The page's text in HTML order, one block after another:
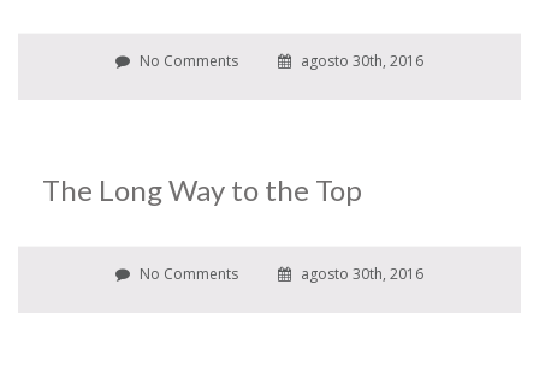
No Comments agosto 30th, 2016
The Long Way to the Top
No Comments agosto 30th, 2016